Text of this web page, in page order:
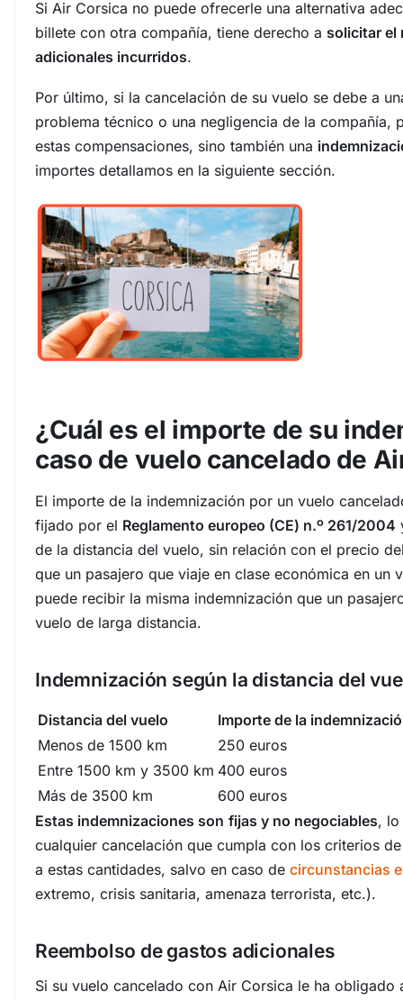
Si Air Corsica no puede ofrecerle una alternativa
billete con otra compañía, tiene derecho a solicitar el
adicionales incurridos.
Por último, si la cancelación de su vuelo se debe a
problema técnico o una negligencia de la compañía,
estas compensaciones, sino también una
importes detallamos en la siguiente sección.
¿Cuál es el importe de su
caso de vuelo cancelado de
El importe de la indemnización por un vuelo
fijado por el Reglamento europeo (CE) n.º 261/2004
de la distancia del vuelo, sin relación con el precio
que un pasajero que viaje en clase económica en un
puede recibir la misma indemnización que un
vuelo de larga distancia.
Indemnización según la distancia del
Distancia del vuelo
Importe de la
Menos de 1500 km
250 euros
Entre 1500 km y 3500 km 400 euros
Más de 3500 km
600 euros
Estas indemnizaciones son fijas y no negociables, lo
cualquier cancelación que cumpla con los criterios
a estas cantidades, salvo en caso de circunstancias
extremo, crisis sanitaria, amenaza terrorista, etc.).
Reembolso de gastos adicionales
Si su vuelo cancelado con Air Corsica le ha